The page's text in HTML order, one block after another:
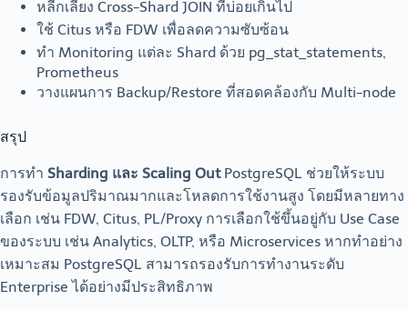
หลีกเลี่ยง Cross-Shard JOIN ที่บ่อยเกินไป
ใช้ Citus หรือ FDW เพื่อลดความซับซ้อน
ทำ Monitoring แต่ละ Shard ด้วย pg_stat_statements,
Prometheus
วางแผนการ Backup/Restore ที่สอดคล้องกับ Multi-node
สรุป
การทำ Sharding และ Scaling OutPostgreSQL ช่วยให้ระบบ
รองรับข้อมูลปริมาณมากและโหลดการใช้งานสูง โดยมีหลายทาง
เลือก เช่น FDW, Citus, PL/Proxy การเลือกใช้ขึ้นอยู่กับ Use Case
ของระบบ เช่น Analytics, OLTP, หรือ Microservices หากทำอย่าง
เหมาะสม PostgreSQL สามารถรองรับการทำงานระดับ
Enterprise ได้อย่างมีประสิทธิภาพ